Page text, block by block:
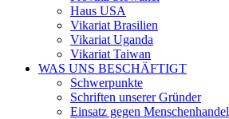
Haus USA
Vikariat Brasilien
Vikariat Uganda
Vikariat Taiwan
WAS UNS BESCHÄFTIGT
Schwerpunkte
Schriften unserer Gründer
Einsatz gegen Menschenhandel